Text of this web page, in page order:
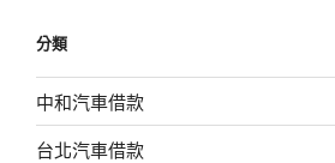
分類
中和汽車借款
台北汽車借款